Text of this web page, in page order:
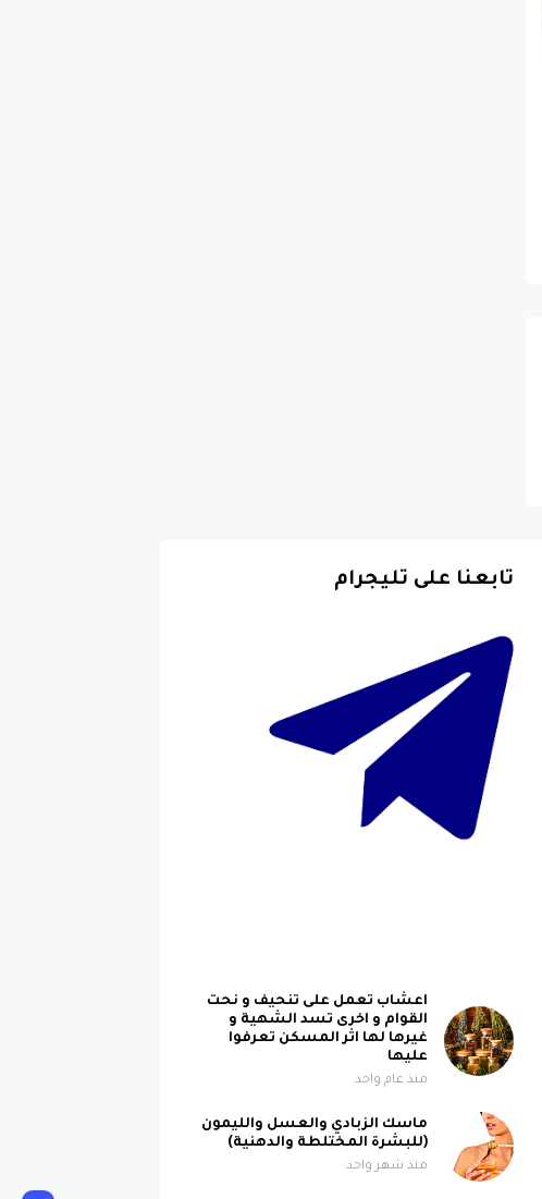
تابعنا على تليجرام
اعشاب تعمل على تنحيف و نحت
القوام و اخرى تسد الشهية و
غيرها لها اثر المسكن تعرفوا
عليها
منذ عام واحد
ماسك الزبادي والعسل والليمون
(للبشرة المختلطة والدهنية)
منذ شهر واحد